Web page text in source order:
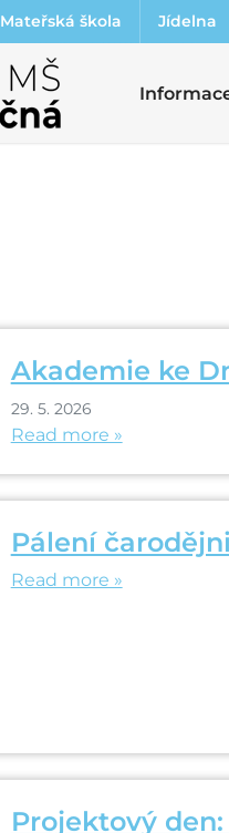
Mateřská škola Jídelna
Akademie ke
29. 5. 2026
Read more »
Pálení
Read more »
Projektový